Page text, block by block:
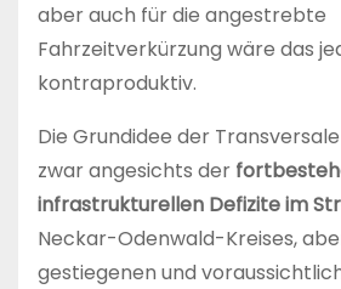
aber auch für die angestrebte
Fahrzeitverkürzung wäre das
kontraproduktiv.
Die Grundidee der
zwar angesichts der
infrastrukturellen Defizite im
Neckar-Odenwald-Kreises,
gestiegenen und